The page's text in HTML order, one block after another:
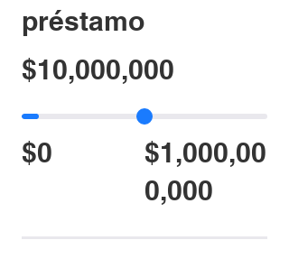
préstamo
$0
$1,000,00
0,000
$10,000,000